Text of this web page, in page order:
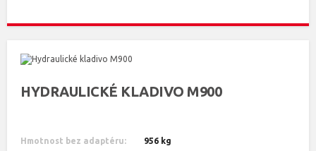
HYDRAULICKÉ KLADIVO M900
Hmotnost bez adaptéru: 956 kg